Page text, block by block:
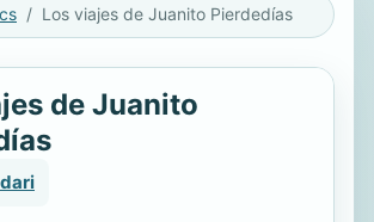
Los viajes de Juanito Pierdedías
de Juanito